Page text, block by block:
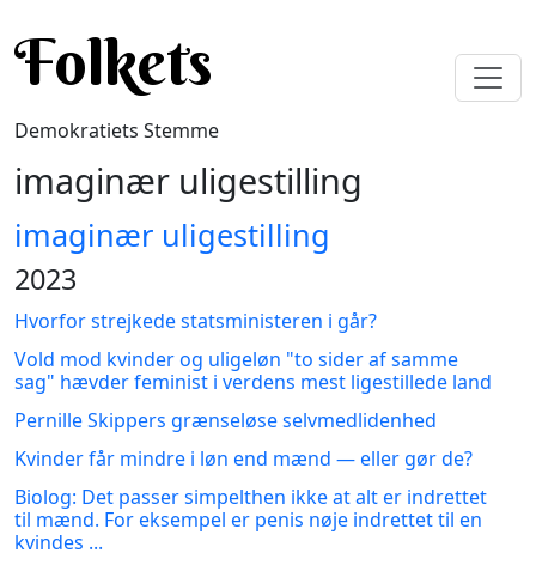
Folkets
Demokratiets Stemme
imaginær uligestilling
imaginær uligestilling
2023
Hvorfor strejkede statsministeren i går?
Vold mod kvinder og uligeløn "to sider af samme
sag" hævder feminist i verdens mest ligestillede land
Pernille Skippers grænseløse selvmedlidenhed
Kvinder får mindre i løn end mænd — eller gør de?
Biolog: Det passer simpelthen ikke at alt er indrettet
til mænd. For eksempel er penis nøje indrettet til en
kvindes ...